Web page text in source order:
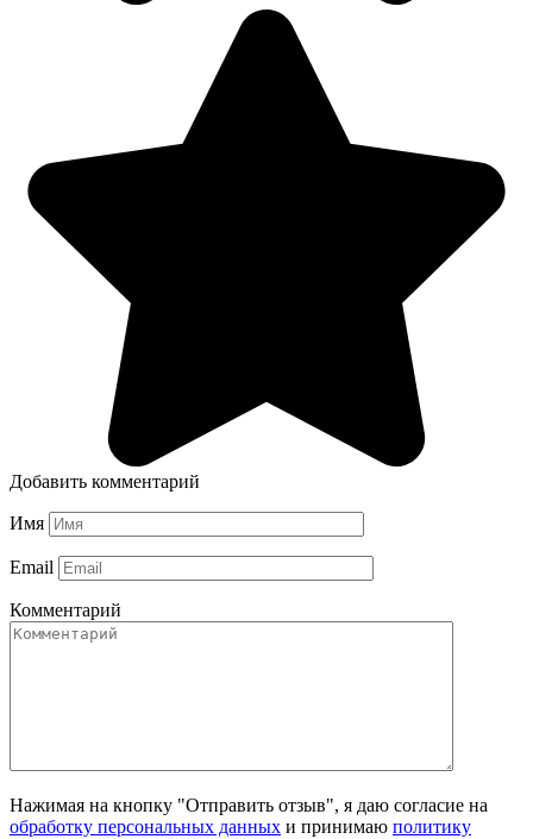
Добавить комментарий
Имя
Email
Комментарий
Нажимая на кнопку "Отправить отзыв", я даю согласие на
обработку персональных данных и принимаю политику